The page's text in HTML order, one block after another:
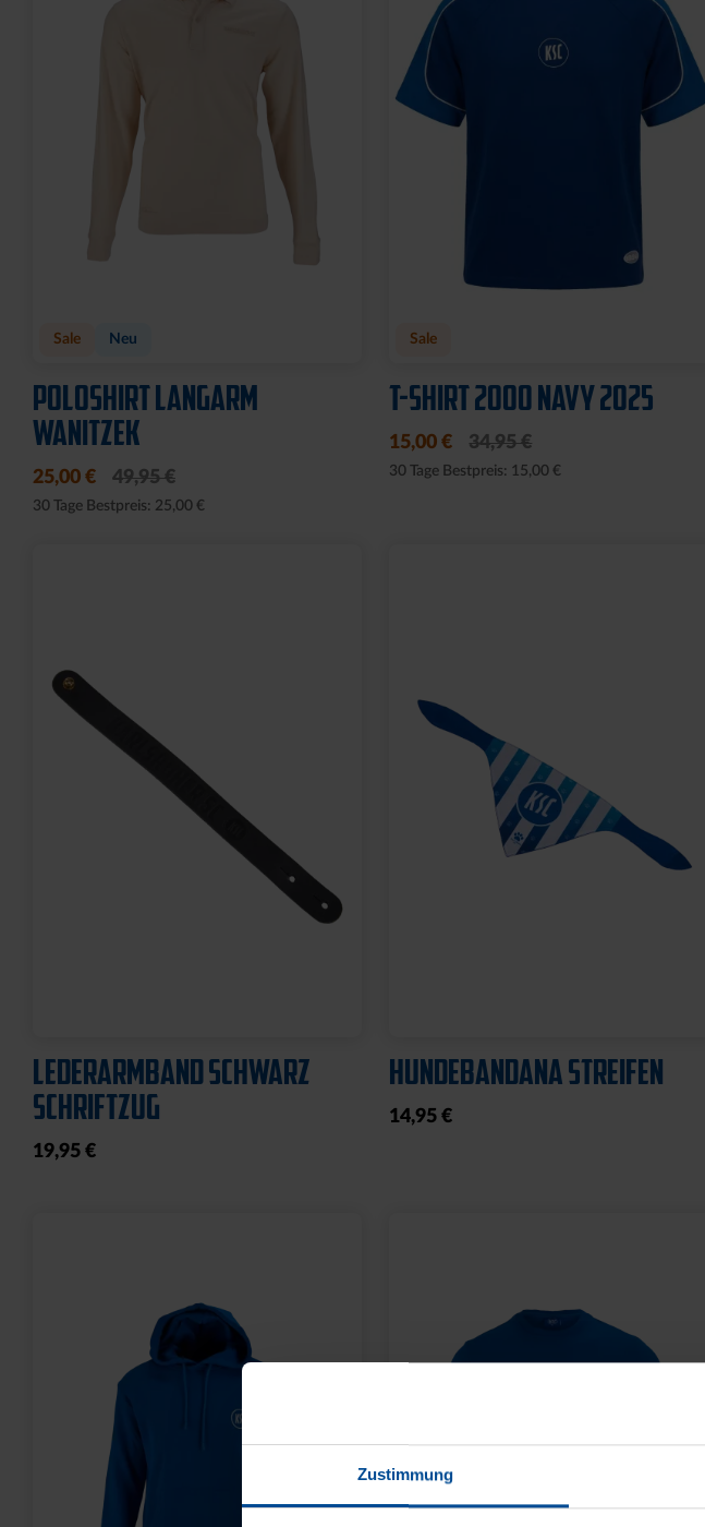
Zustimmung
Sale Neu
POLOSHIRT LANGARM
WANITZEK
25,00 € 49,95 €
30 Tage Bestpreis: 25,00 €
Sale
T-SHIRT 2000 NAVY 2025
15,00 € 34,95 €
30 Tage Bestpreis: 15,00 €
LEDERARMBAND SCHWARZ
SCHRIFTZUG
19,95 €
HUNDEBANDANA STREIFEN
14,95 €